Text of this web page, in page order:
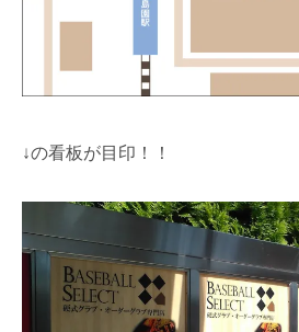
↓の看板が目印！！